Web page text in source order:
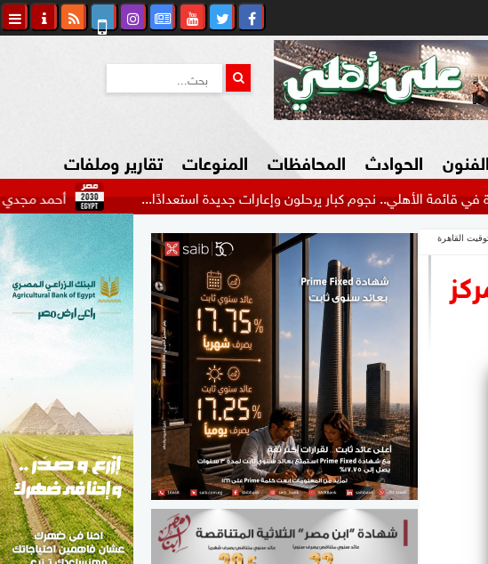
الفنون الحوادث
شكاوي المواطن
المحافظات المنوعات
السياحة في مصر
التكنولوجيا
المرأة والأسرة
السيارات
الطب والصحة
مواهب مصر
تقارير وملفات
أحمد مجدي يكشف نجوم كبار يرحلون وإعارات جديدة استعدادًا...
القاهرة